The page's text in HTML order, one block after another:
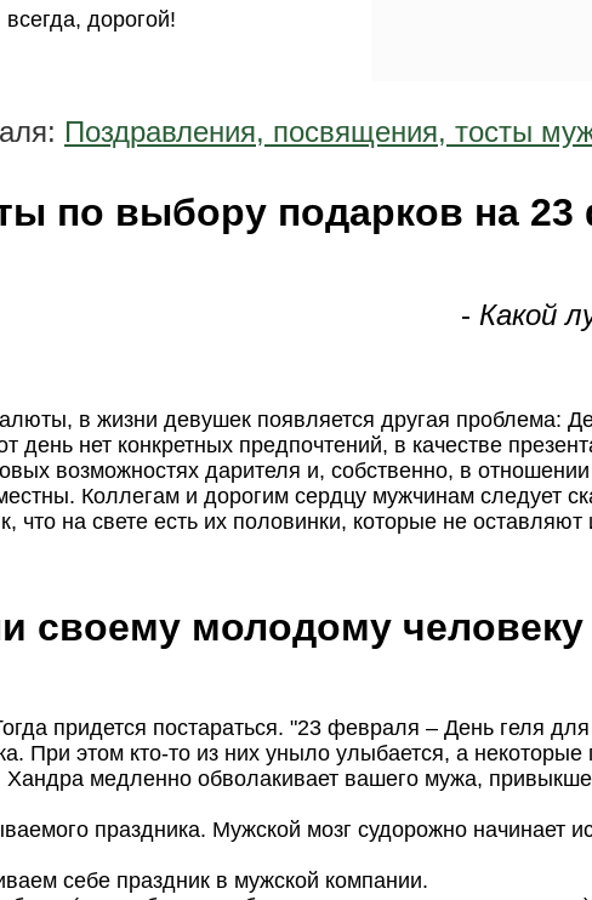
дорогой!
Поздравления, посвящения, тосты
по выбору подарков на 23
- Какой
в жизни девушек появляется другая проблема:
день нет конкретных предпочтений, в качестве
возможностях дарителя и, собственно, в
Коллегам и дорогим сердцу мужчинам следует
на свете есть их половинки, которые не
своему молодому
придется постараться. "23 февраля – День геля для
При этом кто-то из них уныло улыбается, а
Хандра медленно обволакивает вашего мужа,
праздника. Мужской мозг судорожно начинает
себе праздник в мужской компании.